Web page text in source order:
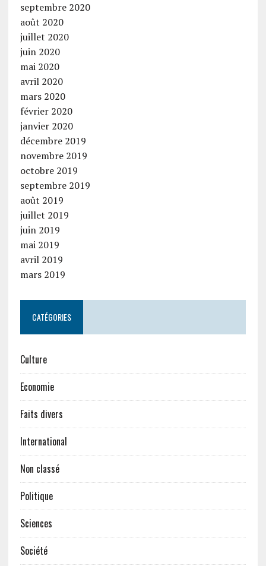
septembre 2020
août 2020
juillet 2020
juin 2020
mai 2020
avril 2020
mars 2020
février 2020
janvier 2020
décembre 2019
novembre 2019
octobre 2019
septembre 2019
août 2019
juillet 2019
juin 2019
mai 2019
avril 2019
mars 2019
CATÉGORIES
Culture
Economie
Faits divers
International
Non classé
Politique
Sciences
Société